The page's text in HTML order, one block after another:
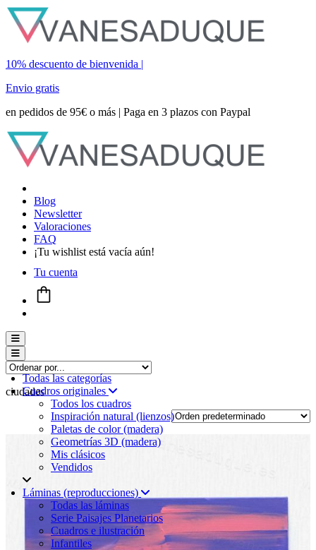
10% descuento de bienvenida |
Envio gratis
en pedidos de 95€ o más | Paga en 3 plazos con Paypal
Blog
Newsletter
Valoraciones
FAQ
¡Tu wishlist está vacía aún!
Tu cuenta
Menú conmutador hamburguesa
Todas las categorías
Cuadros originales
Todos los cuadros
Inspiración natural (lienzos)
Paletas de color (madera)
Geometrías 3D (madera)
Mis clásicos
Vendidos
Láminas (reproducciones)
Todas las láminas
Serie Paisajes Planetarios
Cuadros e ilustración
Infantiles
Menú conmutador hamburguesa
ciudades